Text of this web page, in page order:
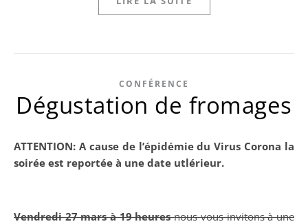
CONFÉRENCE
Dégustation de fromages
ATTENTION: A cause de l’épidémie du Virus Corona la
soirée est reportée à une date utlérieur.
Vendredi 27 mars à 19 heuresnous vous invitons à une